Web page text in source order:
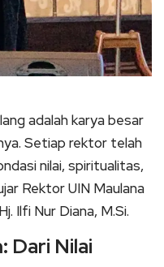
adalah karya besar
Setiap rektor telah
nilai, spiritualitas,
Rektor UIN Maulana
Ilfi Nur Diana, M.Si.
Dari Nilai